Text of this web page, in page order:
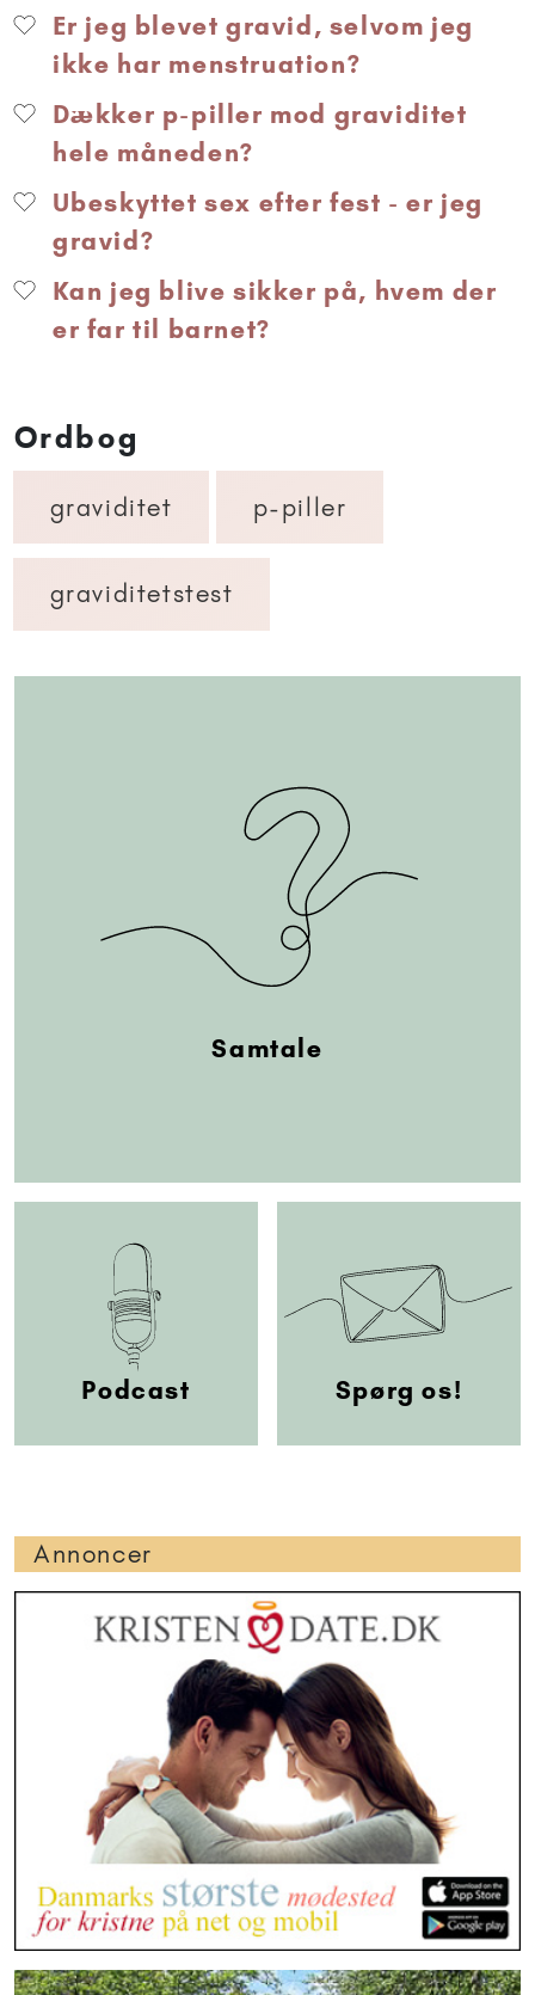
Er jeg blevet gravid, selvom jeg
ikke har menstruation?
Dækker p-piller mod graviditet
hele måneden?
Ubeskyttet sex efter fest - er jeg
gravid?
Kan jeg blive sikker på, hvem der
er far til barnet?
Ordbog
graviditet p-piller
graviditetstest
Samtale
Podcast Spørg os!
Annoncer